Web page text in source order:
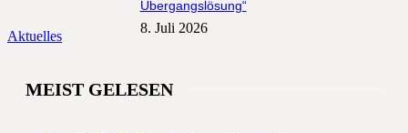
Aktuelles
Übergangslösung“
8. Juli 2026
MEIST GELESEN